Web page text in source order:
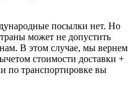
посылки нет. Но
может не допустить
В этом случае, мы вернем
стоимости доставки +
по транспортировке вы